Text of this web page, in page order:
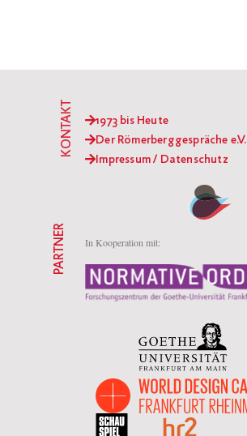
1973 bis Heute
Der Römerberggespräche e.V.
Impressum / Datenschutz
KONTAKT
In Kooperation mit:
PARTNER